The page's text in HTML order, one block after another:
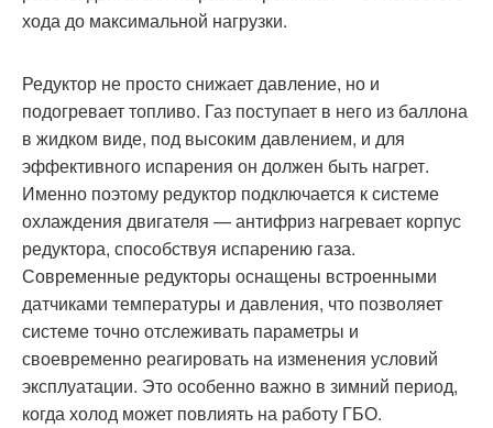
хода до максимальной нагрузки.
Редуктор не просто снижает давление, но и
подогревает топливо. Газ поступает в него из баллона
в жидком виде, под высоким давлением, и для
эффективного испарения он должен быть нагрет.
Именно поэтому редуктор подключается к системе
охлаждения двигателя — антифриз нагревает корпус
редуктора, способствуя испарению газа.
Современные редукторы оснащены встроенными
датчиками температуры и давления, что позволяет
системе точно отслеживать параметры и
своевременно реагировать на изменения условий
эксплуатации. Это особенно важно в зимний период,
когда холод может повлиять на работу ГБО.